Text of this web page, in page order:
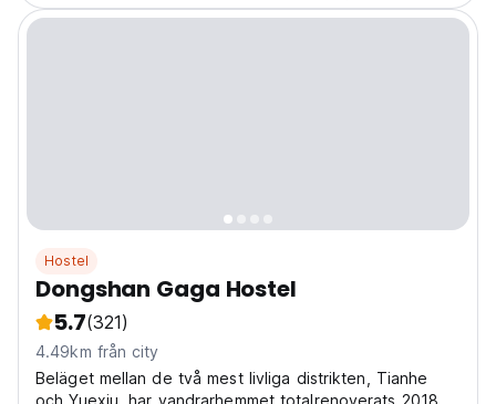
Hostel
Dongshan Gaga Hostel
5.7(321)
4.49km från city
Beläget mellan de två mest livliga distrikten, Tianhe
och Yuexiu, har vandrarhemmet totalrenoverats 2018